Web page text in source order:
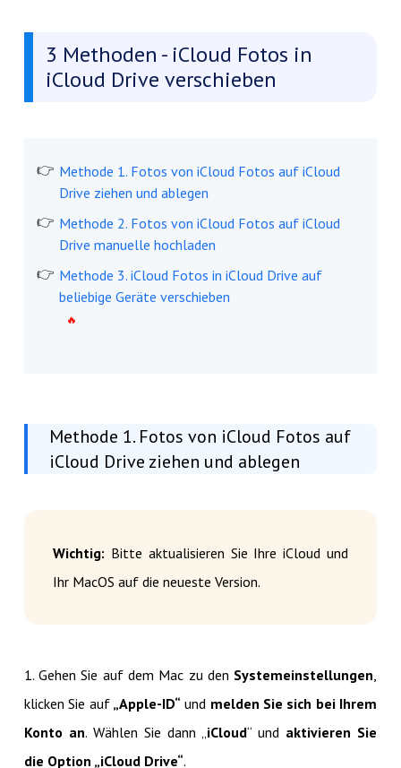
3 Methoden - iCloud Fotos in
iCloud Drive verschieben
Methode 1. Fotos von iCloud Fotos auf iCloud
Drive ziehen und ablegen
Methode 2. Fotos von iCloud Fotos auf iCloud
Drive manuelle hochladen
Methode 3. iCloud Fotos in iCloud Drive auf
beliebige Geräte verschieben
Methode 1. Fotos von iCloud Fotos auf
iCloud Drive ziehen und ablegen
Wichtig: Bitte aktualisieren Sie Ihre iCloud und
Ihr MacOS auf die neueste Version.
1. Gehen Sie auf dem Mac zu den Systemeinstellungen,
klicken Sie auf„Apple-ID“ und melden Sie sich bei Ihrem
Konto an. Wählen Sie dann „iCloud“ und aktivieren Sie
die Option „iCloud Drive“.